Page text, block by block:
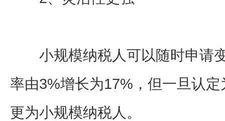
小规模纳税人可以随时申请
率由3%增长为17%，但一旦认
更为小规模纳税人。